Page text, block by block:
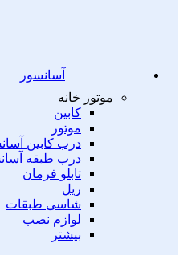
آسانسور
موتور خانه
کابین
موتور
درب کابین
درب طبقه
تابلو فرمان
ریل
شاسی طبقات
لوازم نصب
بیشتر